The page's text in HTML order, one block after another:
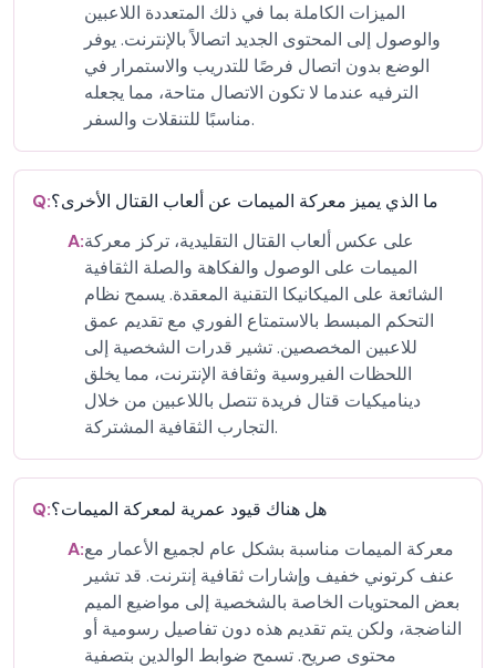
الميزات الكاملة بما في ذلك المتعددة اللاعبين
والوصول إلى المحتوى الجديد اتصالاً بالإنترنت. يوفر
الوضع بدون اتصال فرصًا للتدريب والاستمرار في
الترفيه عندما لا تكون الاتصال متاحة، مما يجعله
مناسبًا للتنقلات والسفر.
Q:ما الذي يميز معركة الميمات عن ألعاب القتال الأخرى؟
A:على عكس ألعاب القتال التقليدية، تركز معركة
الميمات على الوصول والفكاهة والصلة الثقافية
الشائعة على الميكانيكا التقنية المعقدة. يسمح نظام
التحكم المبسط بالاستمتاع الفوري مع تقديم عمق
للاعبين المخصصين. تشير قدرات الشخصية إلى
اللحظات الفيروسية وثقافة الإنترنت، مما يخلق
ديناميكيات قتال فريدة تتصل باللاعبين من خلال
التجارب الثقافية المشتركة.
Q:هل هناك قيود عمرية لمعركة الميمات؟
A:معركة الميمات مناسبة بشكل عام لجميع الأعمار مع
عنف كرتوني خفيف وإشارات ثقافية إنترنت. قد تشير
بعض المحتويات الخاصة بالشخصية إلى مواضيع الميم
الناضجة، ولكن يتم تقديم هذه دون تفاصيل رسومية أو
محتوى صريح. تسمح ضوابط الوالدين بتصفية